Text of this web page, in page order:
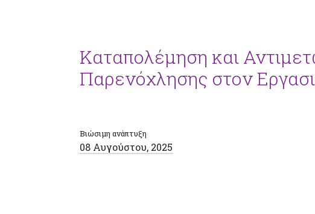
Καταπολέμηση και
Παρενόχλησης στον
Βιώσιμη ανάπτυξη
08 Αυγούστου, 2025